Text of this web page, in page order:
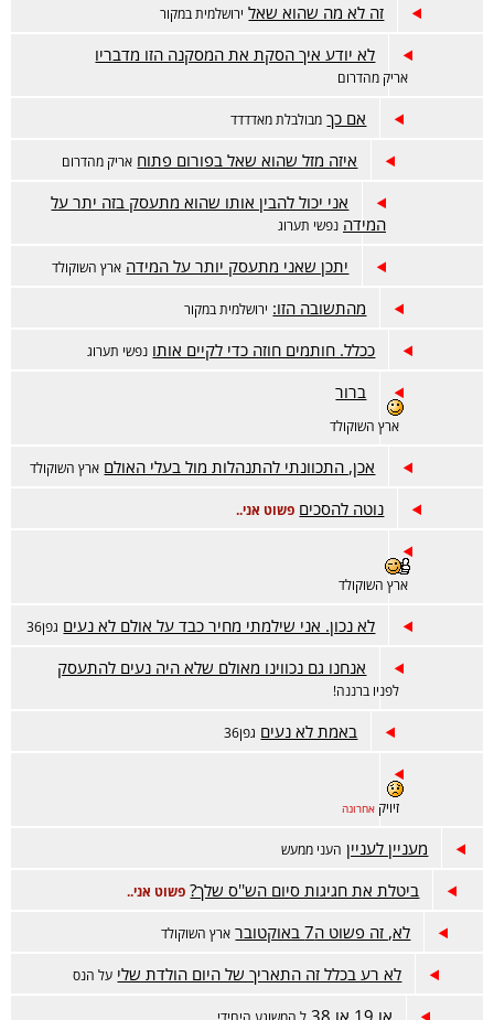
זה לא מה שהוא שאל ירושלמית במקור
לא יודע איך הסקת את המסקנה הזו מדבריו
אריק מהדרום
אם כך מבולבלת מאדדדד
איזה מזל שהוא שאל בפורום פתוח אריק מהדרום
אני יכול להבין אותו שהוא מתעסק בזה יתר על
המידה נפשי תערוג
יתכן שאני מתעסק יותר על המידה ארץ השוקולד
מהתשובה הזו: ירושלמית במקור
ככלל. חותמים חוזה כדי לקיים אותו נפשי תערוג
ברור
ארץ השוקולד
אכן, התכוונתי להתנהלות מול בעלי האולם ארץ השוקולד
נוטה להסכים פשוט אני..
ארץ השוקולד
לא נכון. אני שילמתי מחיר כבד על אולם לא נעים גפן36
אנחנו גם נכווינו מאולם שלא היה נעים להתעסק
לפניו ברננה!
באמת לא נעים גפן36
זיויק אחרונה
מעניין לעניין העני ממעש
ביטלת את חגיגות סיום הש''ס שלך? פשוט אני..
לא, זה פשוט ה7 באוקטובר ארץ השוקולד
לא רע בכלל זה התאריך של היום הולדת שלי על הנס